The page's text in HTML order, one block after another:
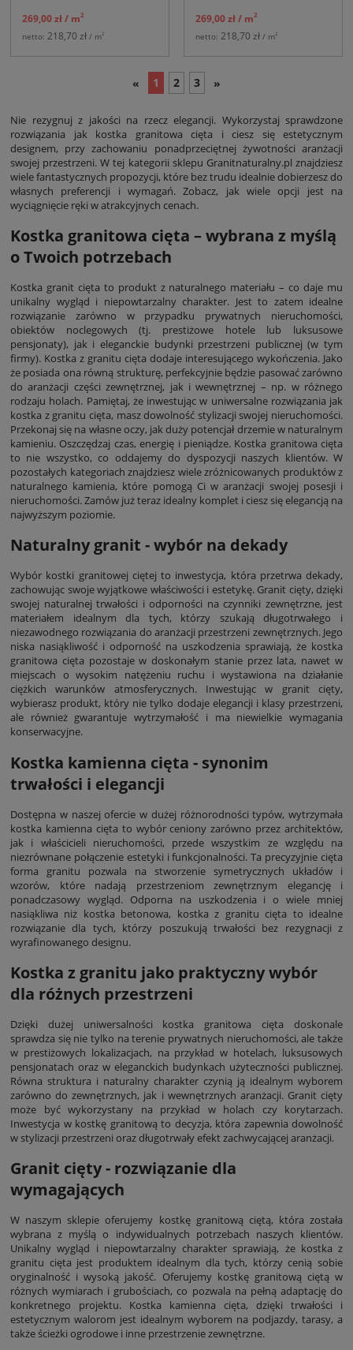
269,00 zł/ m2
netto: 218,70 zł / m2
269,00 zł/ m2
netto: 218,70 zł / m2
« 1 2 3 »
Nie rezygnuj z jakości na rzecz elegancji. Wykorzystaj sprawdzone
rozwiązania jak kostka granitowa cięta i ciesz się estetycznym
designem, przy zachowaniu ponadprzeciętnej żywotności aranżacji
swojej przestrzeni. W tej kategorii sklepu Granitnaturalny.pl znajdziesz
wiele fantastycznych propozycji, które bez trudu idealnie dobierzesz do
własnych preferencji i wymagań. Zobacz, jak wiele opcji jest na
wyciągnięcie ręki w atrakcyjnych cenach.
Kostka granitowa cięta – wybrana z myślą
o Twoich potrzebach
Kostka granit cięta to produkt z naturalnego materiału – co daje mu
unikalny wygląd i niepowtarzalny charakter. Jest to zatem idealne
rozwiązanie zarówno w przypadku prywatnych nieruchomości,
obiektów noclegowych (tj. prestiżowe hotele lub luksusowe
pensjonaty), jak i eleganckie budynki przestrzeni publicznej (w tym
firmy). Kostka z granitu cięta dodaje interesującego wykończenia. Jako
że posiada ona równą strukturę, perfekcyjnie będzie pasować zarówno
do aranżacji części zewnętrznej, jak i wewnętrznej – np. w różnego
rodzaju holach. Pamiętaj, że inwestując w uniwersalne rozwiązania jak
kostka z granitu cięta, masz dowolność stylizacji swojej nieruchomości.
Przekonaj się na własne oczy, jak duży potencjał drzemie w naturalnym
kamieniu. Oszczędzaj czas, energię i pieniądze. Kostka granitowa cięta
to nie wszystko, co oddajemy do dyspozycji naszych klientów. W
pozostałych kategoriach znajdziesz wiele zróżnicowanych produktów z
naturalnego kamienia, które pomogą Ci w aranżacji swojej posesji i
nieruchomości. Zamów już teraz idealny komplet i ciesz się elegancją na
najwyższym poziomie.
Naturalny granit - wybór na dekady
Wybór kostki granitowej ciętej to inwestycja, która przetrwa dekady,
zachowując swoje wyjątkowe właściwości i estetykę. Granit cięty, dzięki
swojej naturalnej trwałości i odporności na czynniki zewnętrzne, jest
materiałem idealnym dla tych, którzy szukają długotrwałego i
niezawodnego rozwiązania do aranżacji przestrzeni zewnętrznych. Jego
niska nasiąkliwość i odporność na uszkodzenia sprawiają, że kostka
granitowa cięta pozostaje w doskonałym stanie przez lata, nawet w
miejscach o wysokim natężeniu ruchu i wystawiona na działanie
ciężkich warunków atmosferycznych. Inwestując w granit cięty,
wybierasz produkt, który nie tylko dodaje elegancji i klasy przestrzeni,
ale również gwarantuje wytrzymałość i ma niewielkie wymagania
konserwacyjne.
Kostka kamienna cięta - synonim
trwałości i elegancji
Dostępna w naszej ofercie w dużej różnorodności typów, wytrzymała
kostka kamienna cięta to wybór ceniony zarówno przez architektów,
jak i właścicieli nieruchomości, przede wszystkim ze względu na
niezrównane połączenie estetyki i funkcjonalności. Ta precyzyjnie cięta
forma granitu pozwala na stworzenie symetrycznych układów i
wzorów, które nadają przestrzeniom zewnętrznym elegancję i
ponadczasowy wygląd. Odporna na uszkodzenia i o wiele mniej
nasiąkliwa niż kostka betonowa, kostka z granitu cięta to idealne
rozwiązanie dla tych, którzy poszukują trwałości bez rezygnacji z
wyrafinowanego designu.
Kostka z granitu jako praktyczny wybór
dla różnych przestrzeni
Dzięki dużej uniwersalności kostka granitowa cięta doskonale
sprawdza się nie tylko na terenie prywatnych nieruchomości, ale także
w prestiżowych lokalizacjach, na przykład w hotelach, luksusowych
pensjonatach oraz w eleganckich budynkach użyteczności publicznej.
Równa struktura i naturalny charakter czynią ją idealnym wyborem
zarówno do zewnętrznych, jak i wewnętrznych aranżacji. Granit cięty
może być wykorzystany na przykład w holach czy korytarzach.
Inwestycja w kostkę granitową to decyzja, która zapewnia dowolność
w stylizacji przestrzeni oraz długotrwały efekt zachwycającej aranżacji.
Granit cięty - rozwiązanie dla
wymagających
W naszym sklepie oferujemy kostkę granitową ciętą, która została
wybrana z myślą o indywidualnych potrzebach naszych klientów.
Unikalny wygląd i niepowtarzalny charakter sprawiają, że kostka z
granitu cięta jest produktem idealnym dla tych, którzy cenią sobie
oryginalność i wysoką jakość. Oferujemy kostkę granitową ciętą w
różnych wymiarach i grubościach, co pozwala na pełną adaptację do
konkretnego projektu. Kostka kamienna cięta, dzięki trwałości i
estetycznym walorom jest idealnym wyborem na podjazdy, tarasy, a
także ścieżki ogrodowe i inne przestrzenie zewnętrzne.